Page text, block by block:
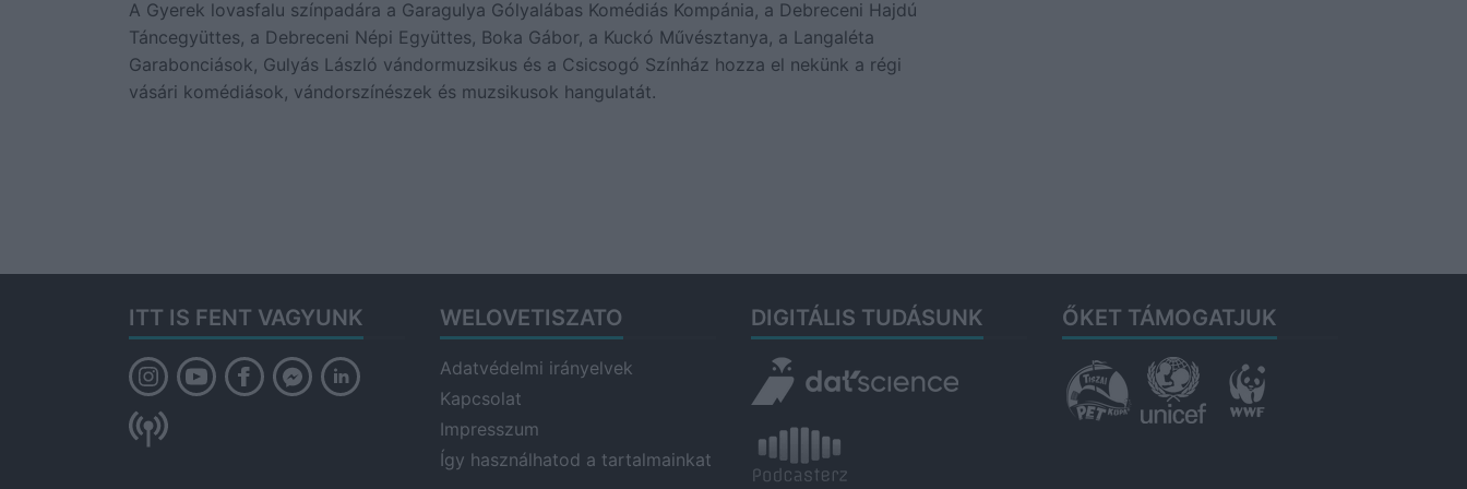
A Gyerek lovasfalu színpadára a Garagulya Gólyalábas Komédiás Kompánia, a Debreceni Hajdú
Táncegyüttes, a Debreceni Népi Együttes, Boka Gábor, a Kuckó Művésztanya, a Langaléta
Garabonciások, Gulyás László vándormuzsikus és a Csicsogó Színház hozza el nekünk a régi
vásári komédiások, vándorszínészek és muzsikusok hangulatát.
ITT IS FENT VAGYUNK WELOVETISZATO
Adatvédelmi irányelvek
Kapcsolat
Impresszum
Így használhatod a tartalmainkat
DIGITÁLIS TUDÁSUNK ŐKET TÁMOGATJUK